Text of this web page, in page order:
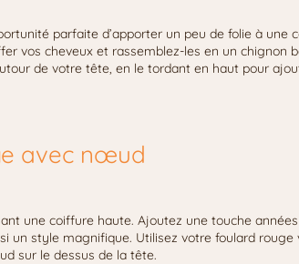
parfaite d’apporter un peu de folie à une
vos cheveux et rassemblez-les en un chignon
de votre tête, en le tordant en haut pour
avec nœud
une coiffure haute. Ajoutez une touche
un style magnifique. Utilisez votre foulard rouge
sur le dessus de la tête.